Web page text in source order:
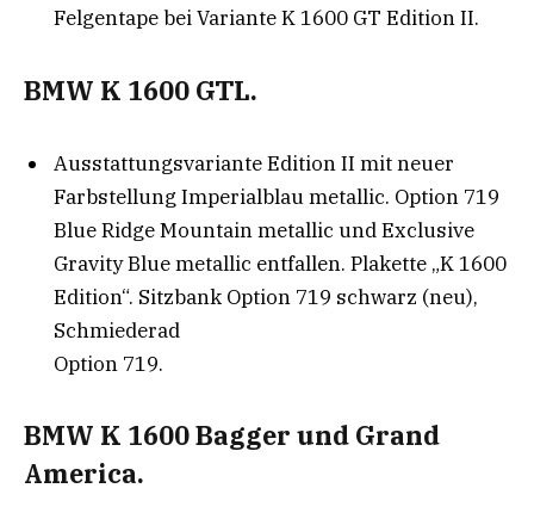
Felgentape bei Variante K 1600 GT Edition II.
BMW K 1600 GTL.
Ausstattungsvariante Edition II mit neuer
Farbstellung Imperialblau metallic. Option 719
Blue Ridge Mountain metallic und Exclusive
Gravity Blue metallic entfallen. Plakette „K 1600
Edition“. Sitzbank Option 719 schwarz (neu),
Schmiederad
Option 719.
BMW K 1600 Bagger und Grand
America.